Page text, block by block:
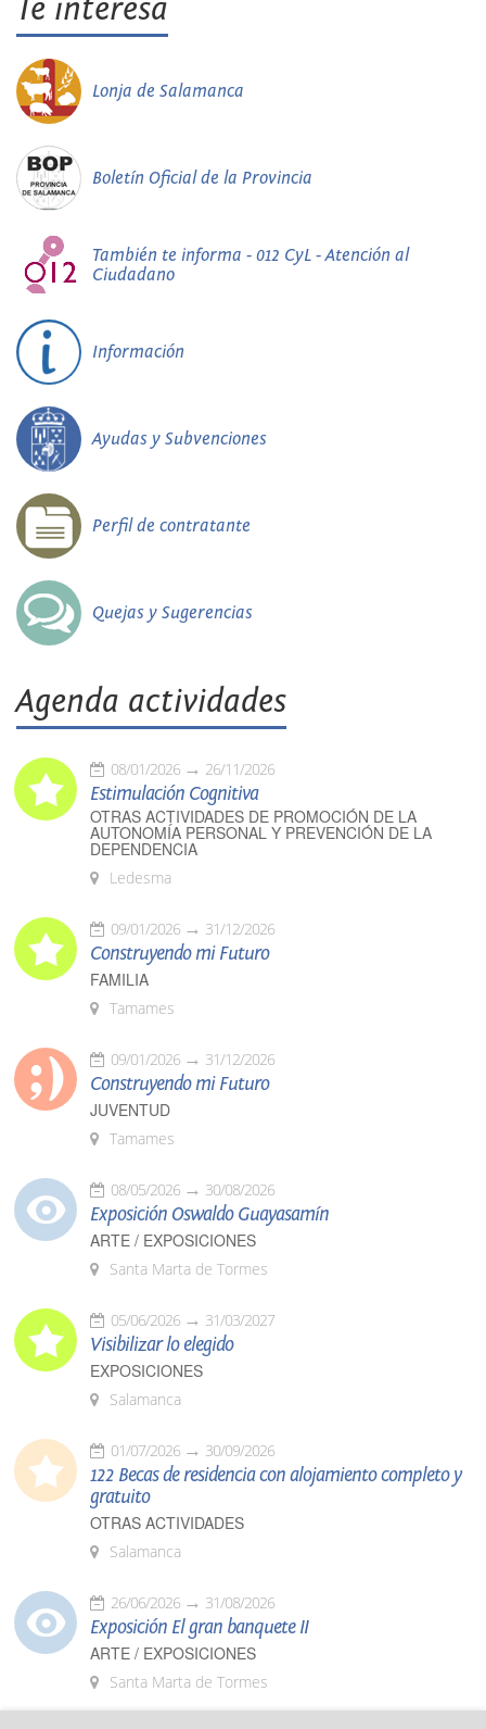
Te interesa
Lonja de Salamanca
Boletín Oficial de la Provincia
También te informa - 012 CyL - Atención al
Ciudadano
Información
Ayudas y Subvenciones
Perfil de contratante
Quejas y Sugerencias
Agenda actividades
08/01/2026 26/11/2026
Estimulación Cognitiva
OTRAS ACTIVIDADES DE PROMOCIÓN DE LA
AUTONOMÍA PERSONAL Y PREVENCIÓN DE LA
DEPENDENCIA
Ledesma
09/01/2026 31/12/2026
Construyendo mi Futuro
FAMILIA
Tamames
09/01/2026 31/12/2026
Construyendo mi Futuro
JUVENTUD
Tamames
08/05/2026 30/08/2026
Exposición Oswaldo Guayasamín
ARTE / EXPOSICIONES
Santa Marta de Tormes
05/06/2026 31/03/2027
Visibilizar lo elegido
EXPOSICIONES
Salamanca
01/07/2026 30/09/2026
122 Becas de residencia con alojamiento completo y
gratuito
OTRAS ACTIVIDADES
Salamanca
26/06/2026 31/08/2026
Exposición El gran banquete II
ARTE / EXPOSICIONES
Santa Marta de Tormes